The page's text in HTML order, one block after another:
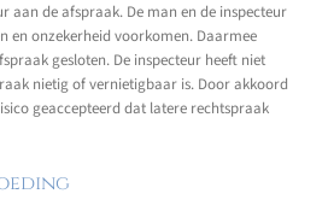
aan de afspraak. De man en de inspecteur
en onzekerheid voorkomen. Daarmee
gesloten. De inspecteur heeft niet
nietig of vernietigbaar is. Door akkoord
geaccepteerd dat latere rechtspraak